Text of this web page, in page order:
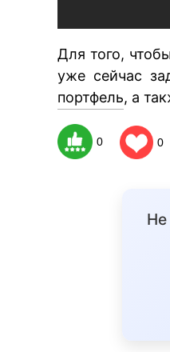
Для того,
уже сейчас
портфель, а
0 0
Не